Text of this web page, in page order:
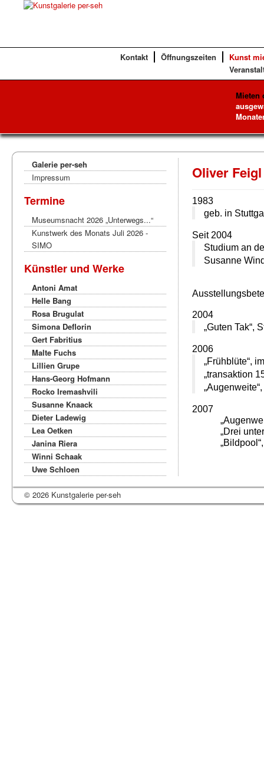
Kontakt Öffnungszeiten
Kunst
Mieten
Galerie per-seh
Impressum
Termine
Museumsnacht 2026 „Unterwegs...“
Kunstwerk des Monats Juli 2026 -
SIMO
Künstler und Werke
Antoni Amat
Helle Bang
Rosa Brugulat
Simona Deflorin
Gert Fabritius
Malte Fuchs
Lillien Grupe
Hans-Georg Hofmann
Rocko Iremashvili
Susanne Knaack
Dieter Ladewig
Lea Oetken
Janina Riera
Winni Schaak
Uwe Schloen
Oliver Feigl
1983
geb. in
Seit 2004
Studium an
Susanne
2004
„Guten Tak“,
2006
„Frühblüte“,
„transaktion
2007
„Drei
© 2026 Kunstgalerie per-seh